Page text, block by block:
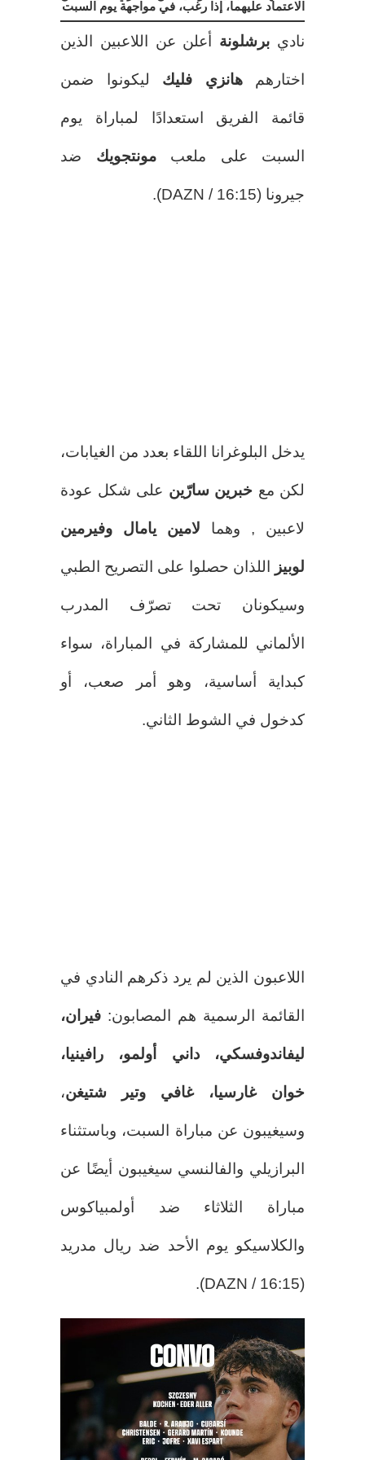
الاعتماد عليهما، إذا رغب، في مواجهة يوم السبت
نادي برشلونة أعلن عن اللاعبين الذين
اختارهمهانزي فليك ليكونوا ضمن
قائمة الفريق استعدادًا لمباراة يوم
السبت على ملعبمونتجويك ضد
جيرونا (16:15 / DAZN).
يدخل البلوغرانا اللقاء بعدد من الغيابات،
لكن مع خبرين سارّين على شكل عودة
لاعبين , وهما لامين يامال وفيرمين
لوبيز اللذان حصلوا على التصريح الطبي
وسيكونان تحت تصرّف المدرب
الألماني للمشاركة في المباراة، سواء
كبداية أساسية، وهو أمر صعب، أو
كدخول في الشوط الثاني.
اللاعبون الذين لم يرد ذكرهم النادي في
القائمة الرسمية هم المصابون: فيران،
ليفاندوفسكي، داني أولمو، رافينيا،
خوان غارسيا، غافي وتير شتيغن،
وسيغيبون عن مباراة السبت، وباستثناء
البرازيلي والفالنسي سيغيبون أيضًا عن
مباراة الثلاثاء ضد أولمبياكوس
والكلاسيكو يوم الأحد ضد ريال مدريد
(16:15 / DAZN).